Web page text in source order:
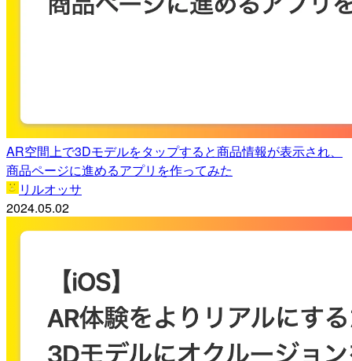
AR空間上で3Dモデルをタップすると商品情報が表示され、
商品ページに進めるアプリを作ってみた
リルオッサ
2024.05.02